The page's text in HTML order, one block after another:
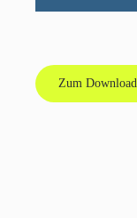
Zum Download